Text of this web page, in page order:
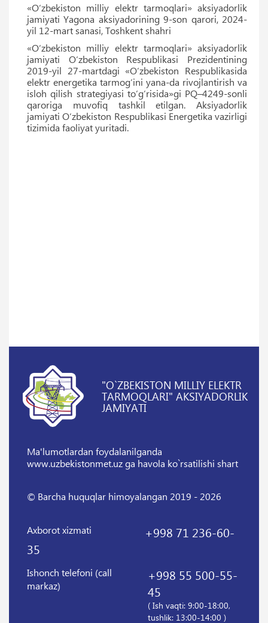
«O‘zbekiston milliy elektr tarmoqlari» aksiyadorlik
jamiyati Yagona aksiyadorining 9-son qarori, 2024-
yil 12-mart sanasi, Toshkent shahri
«O‘zbekiston milliy elektr tarmoqlari» aksiyadorlik
jamiyati O‘zbekiston Respublikasi Prezidentining
2019-yil 27-martdagi «O‘zbekiston Respublikasida
elektr energetika tarmog‘ini yana-da rivojlantirish va
isloh qilish strategiyasi to‘g‘risida»gi PQ–4249-sonli
qaroriga muvofiq tashkil etilgan. Aksiyadorlik
jamiyati O‘zbekiston Respublikasi Energetika vazirligi
tizimida faoliyat yuritadi.
"O`ZBEKISTON MILLIY ELEKTR
TARMOQLARI" AKSIYADORLIK
JAMIYATI
Ma'lumotlardan foydalanilganda
www.uzbekistonmet.uz ga havola ko`rsatilishi shart
© Barcha huquqlar himoyalangan 2019 - 2026
Axborot xizmati
+998 71 236-60-
35
Ishonch telefoni (call
markaz)
+998 55 500-55-
45
( Ish vaqti: 9:00-18:00,
tushlik: 13:00-14:00 )